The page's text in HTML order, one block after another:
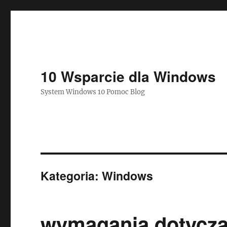
10 Wsparcie dla Windows
System Windows 10 Pomoc Blog
Kategoria:Windows